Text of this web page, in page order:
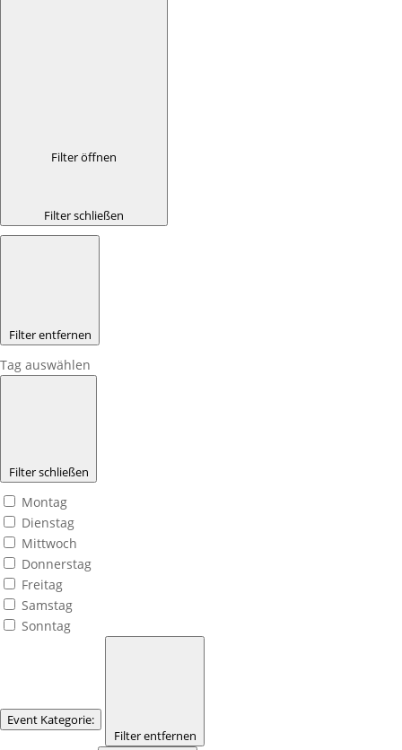
Filter öffnen
Filter schließen
Filter entfernen
Tag auswählen
Filter schließen
Montag
Dienstag
Mittwoch
Donnerstag
Freitag
Samstag
Sonntag
Event Kategorie:
Filter entfernen